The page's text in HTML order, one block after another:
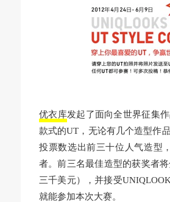
优衣库发起了面向全世界征集
款式的UT，无论有几个造型作
投票数选出前三十位人气造型
者。前三名最佳造型的获奖者
三千美元），并接受
就能参加本次大赛。